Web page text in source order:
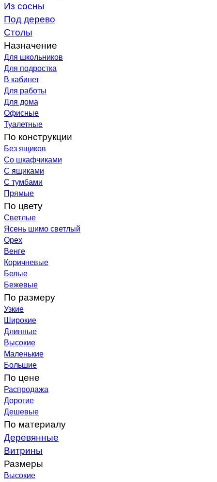
Из сосны
Под дерево
Столы
Назначение
Для школьников
Для подростка
В кабинет
Для работы
Для дома
Офисные
Туалетные
По конструкции
Без ящиков
Со шкафчиками
С ящиками
С тумбами
Прямые
По цвету
Светлые
Ясень шимо светлый
Орех
Венге
Коричневые
Белые
Бежевые
По размеру
Узкие
Широкие
Длинные
Высокие
Маленькие
Большие
По цене
Распродажа
Дорогие
Дешевые
По материалу
Деревянные
Витрины
Размеры
Высокие